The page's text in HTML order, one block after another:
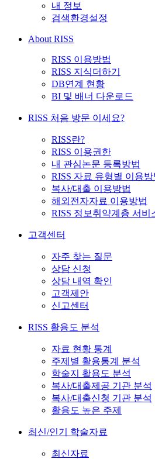
내 정보
검색환경설정
About RISS
RISS 이용방법
RISS 지식더하기
DB연계 현황
BI 및 배너 다운로드
RISS 처음 방문 이세요?
RISS란?
RISS 이용권한
내 관심논문 등록방법
RISS 자료 유형별 이용방
복사/대출 이용방법
해외전자자료 이용방법
RISS 정보취약계층 서비
고객센터
자주 찾는 질문
상담 신청
상담 내역 확인
고객제안
신고센터
RISS 활용도 분석
자료 현황 통계
주제별 활용통계 분석
학술지 활용도 분석
복사/대출제공 기관 분석
복사/대출신청 기관 분석
활용도 높은 주제
최신/인기 학술자료
최신자료